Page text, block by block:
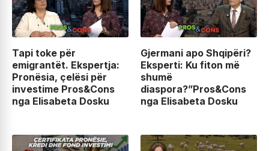
Tapi toke për
emigrantët. Ekspertja:
Pronësia, çelësi për
investime Pros&Cons
nga Elisabeta Dosku
Gjermani apo Shqipëri?
Eksperti: Ku fiton më
shumë
diaspora?”Pros&Cons
nga Elisabeta Dosku